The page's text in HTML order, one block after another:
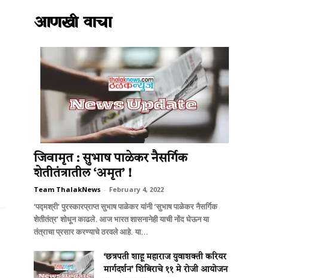
आणखी वाचा
जिवामृत : सुभाष पाळेकर नैसर्गिक
शेतीतंत्रातील ‘अमृत’ !
Team ThalakNews - February 4, 2022
‘पद्मश्री’ पुरस्कारप्राप्त सुभाष पाळेकर यांनी ‘सुभाष पाळेकर नैसर्गिक
शेतीतंत्र’ शोधून काढले. आज भारत शासनानेही याची नोंद घेऊन या
तंत्राचा प्रसार करण्याचे ठरवले आहे. या...
‘छत्रपती शाहू महाराज युवाशक्ती करियर
मार्गदर्शन’ शिबिराचे ११ मे रोजी आयोजन